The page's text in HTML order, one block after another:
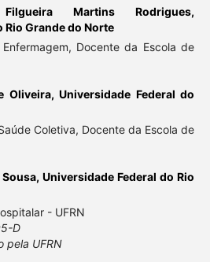
Martins Rodrigues,
Rio Grande do Norte
Docente da Escola de
Oliveira,Universidade Federal do
Coletiva, Docente da Escola de
Universidade Federal do Rio
- UFRN
D
pela UFRN